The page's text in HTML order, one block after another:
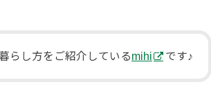
らし方をご紹介しているmihi です♪